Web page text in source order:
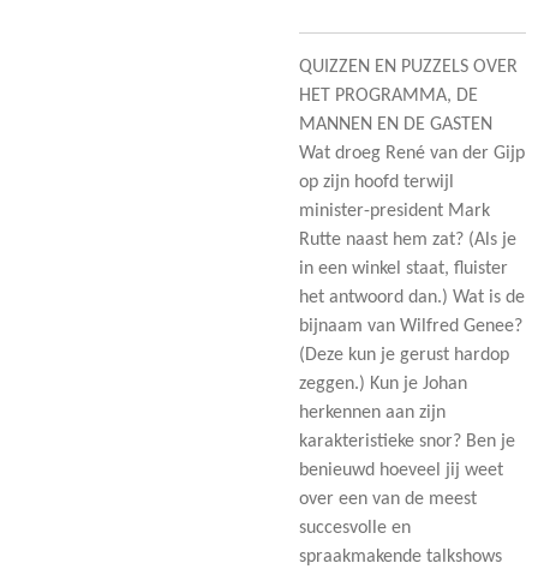
QUIZZEN EN PUZZELS OVER
HET PROGRAMMA, DE
MANNEN EN DE GASTEN
Wat droeg René van der Gijp
op zijn hoofd terwijl
minister-president Mark
Rutte naast hem zat? (Als je
in een winkel staat, fluister
het antwoord dan.) Wat is de
bijnaam van Wilfred Genee?
(Deze kun je gerust hardop
zeggen.) Kun je Johan
herkennen aan zijn
karakteristieke snor? Ben je
benieuwd hoeveel jij weet
over een van de meest
succesvolle en
spraakmakende talkshows